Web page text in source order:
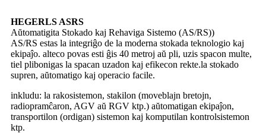
HEGERLS ASRS
Aŭtomatigita Stokado kaj Rehaviga Sistemo (AS/RS))
AS/RS estas la integriĝo de la moderna stokada teknologio kaj
ekipaĵo. alteco povas esti ĝis 40 metroj aŭ pli, uzis spacon multe,
tiel plibonigas la spacan uzadon kaj efikecon rekte.la stokado
supren, aŭtomatigo kaj operacio facile.
inkludu: la rakosistemon, stakilon (moveblajn bretojn,
radiopramĉaron, AGV aŭ RGV ktp.) aŭtomatigan ekipaĵon,
transportilon (ordigan) sistemon kaj komputilan kontrolsistemon
ktp.